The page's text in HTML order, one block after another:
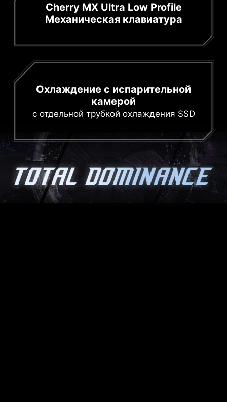
Cherry MX Ultra Low Profile
Механическая клавиатура
Охлаждение с испарительной
камерой
с отдельной трубкой охлаждения SSD